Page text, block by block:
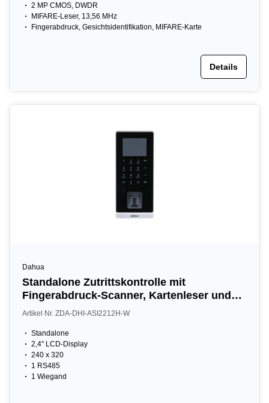
2 MP CMOS, DWDR
MIFARE-Leser, 13,56 MHz
Fingerabdruck, Gesichtsidentifikation, MIFARE-Karte
Details
Dahua
Standalone Zutrittskontrolle mit
Fingerabdruck-Scanner, Kartenleser und
Tastatur, 2,4" LCD, 13,56 MHz, schwarz
Artikel Nr. ZDA-DHI-ASI2212H-W
Standalone
2,4" LCD-Display
240 x 320
1 RS485
1 Wiegand